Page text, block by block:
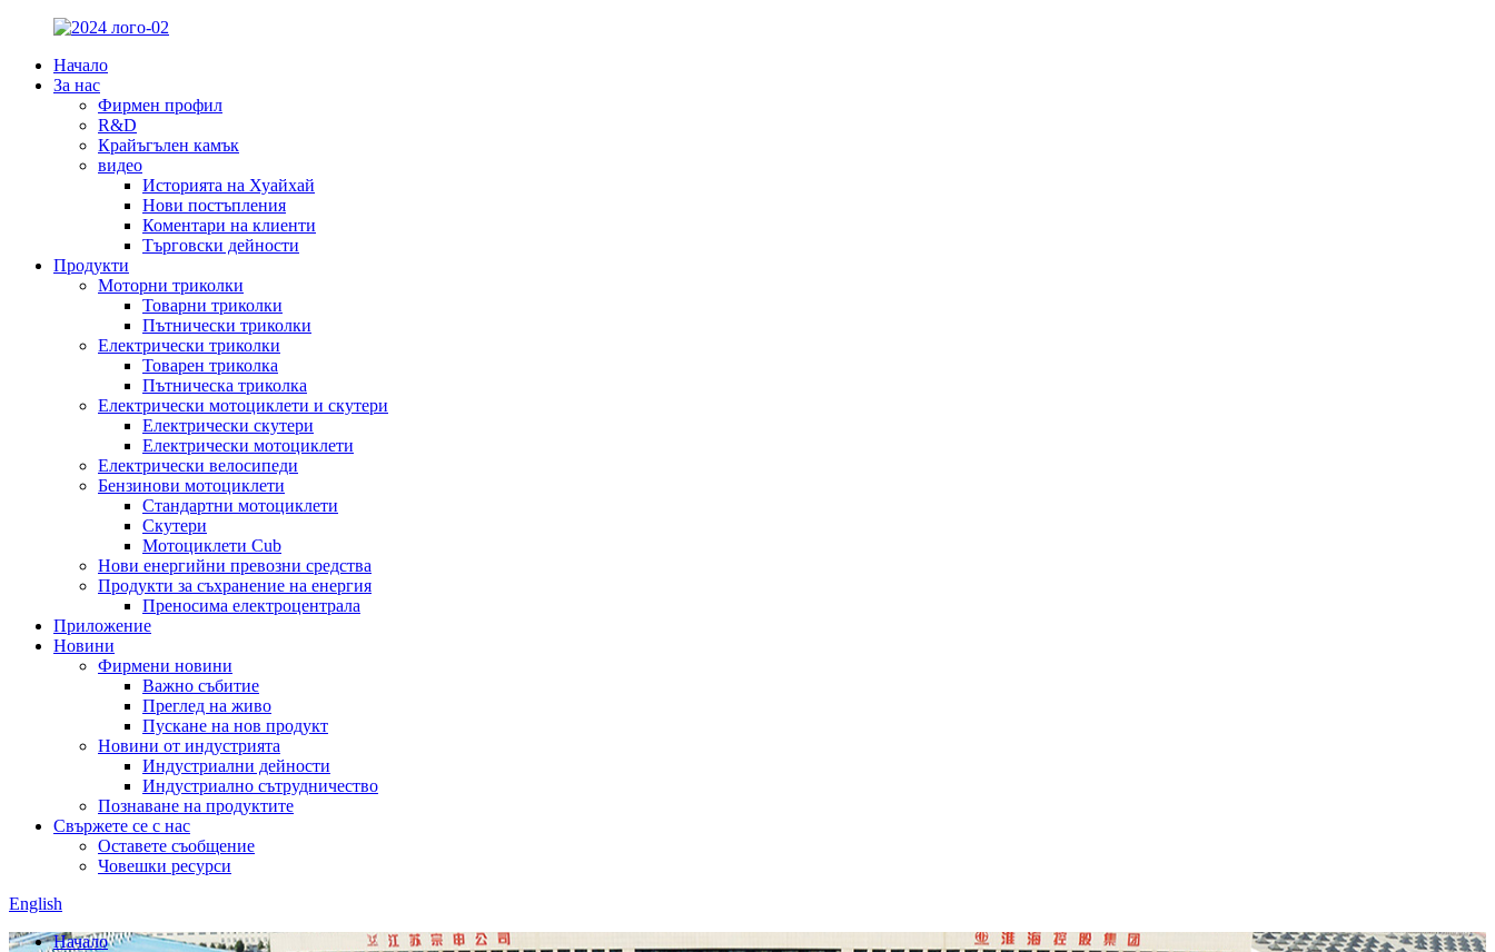
Начало
За нас
Фирмен профил
R&D
Крайъгълен камък
видео
Историята на Хуайхай
Нови постъпления
Коментари на клиенти
Търговски дейности
Продукти
Моторни триколки
Товарни триколки
Пътнически триколки
Електрически триколки
Товарен триколка
Пътническа триколка
Електрически мотоциклети и скутери
Електрически скутери
Електрически мотоциклети
Електрически велосипеди
Бензинови мотоциклети
Стандартни мотоциклети
Скутери
Мотоциклети Cub
Нови енергийни превозни средства
Продукти за съхранение на енергия
Преносима електроцентрала
Приложение
Новини
Фирмени новини
Важно събитие
Преглед на живо
Пускане на нов продукт
Новини от индустрията
Индустриални дейности
Индустриално сътрудничество
Познаване на продуктите
Свържете се с нас
Оставете съобщение
Човешки ресурси
English
Начало